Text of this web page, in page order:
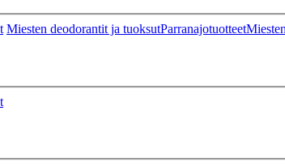
Miesten deodorantit ja tuoksutParranajotuotteet